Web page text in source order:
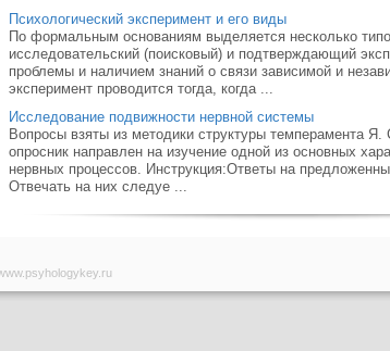
Психологический эксперимент и его виды
По формальным основаниям выделяется несколько
исследовательский (поисковый) и подтверждающий
проблемы и наличием знаний о связи зависимой и
эксперимент проводится тогда, когда ...
Исследование подвижности нервной системы
Вопросы взяты из методики структуры темперамента
опросник направлен на изучение одной из основных
нервных процессов. Инструкция:Ответы на
Отвечать на них следуе ...